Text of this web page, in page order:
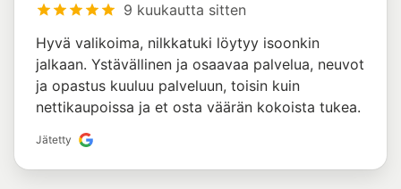
9 kuukautta sitten
Hyvä valikoima, nilkkatuki löytyy isoonkin
jalkaan. Ystävällinen ja osaavaa palvelua, neuvot
ja opastus kuuluu palveluun, toisin kuin
nettikaupoissa ja et osta väärän kokoista tukea.
Jätetty